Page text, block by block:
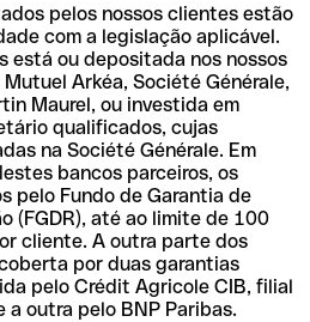
pelos nossos clientes estão
com a legislação aplicável.
está ou depositada nos nossos
Arkéa, Société Générale,
Maurel, ou investida em
qualificados, cujas
na Société Générale. Em
bancos parceiros, os
pelo Fundo de Garantia de
(FGDR), até ao limite de 100
cliente. A outra parte dos
por duas garantias
pelo Crédit Agricole CIB, filial
a outra pelo BNP Paribas.